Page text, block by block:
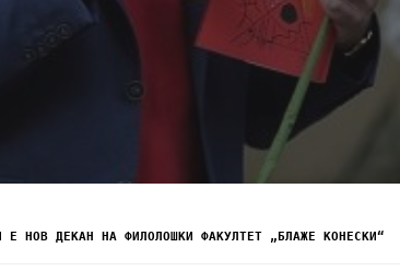
Е НОВ ДЕКАН НА ФИЛОЛОШКИ ФАКУЛТЕТ „БЛАЖЕ КОНЕСКИ“